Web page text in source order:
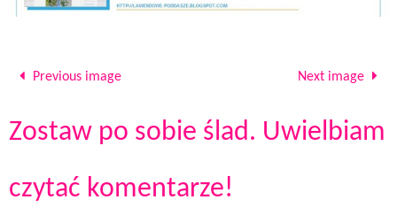
Previous image Next image
Zostaw po sobie ślad. Uwielbiam
czytać komentarze!